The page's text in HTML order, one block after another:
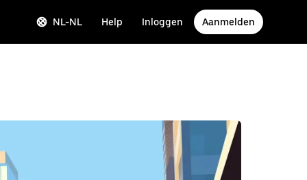
NL-NL Help Inloggen Aanmelden